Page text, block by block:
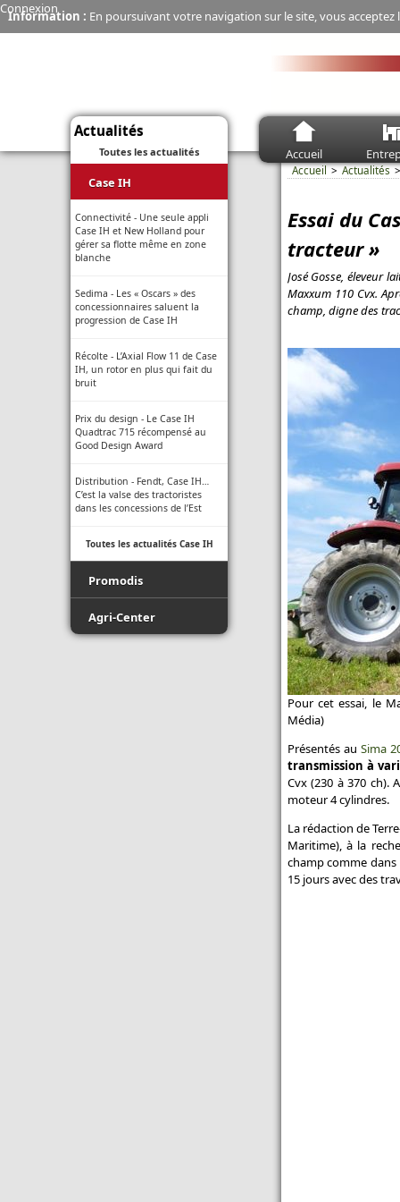
Information : En poursuivant votre navigation sur le site, vous
Connexion
Accueil
Actualités
Toutes les actualités
Case IH
Connectivité - Une seule appli
Case IH et New Holland pour
gérer sa flotte même en zone
blanche
Sedima - Les « Oscars » des
concessionnaires saluent la
progression de Case IH
Récolte - L’Axial Flow 11 de Case
IH, un rotor en plus qui fait du
bruit
Prix du design - Le Case IH
Quadtrac 715 récompensé au
Good Design Award
Distribution - Fendt, Case IH…
C’est la valse des tractoristes
dans les concessions de l’Est
Toutes les actualités Case IH
Promodis
Film - Ficelle - Filet - Conseil du
Agri-Center
Accueil Actualités
Essai du
tracteur »
José Gosse, éleveur
Maxxum 110 Cvx.
champ, digne des
Pour cet essai, le
Média)
Présentés au Sima
transmission à
Cvx (230 à 370 ch).
moteur 4 cylindres.
La rédaction de
Maritime), à la
champ comme
15 jours avec des